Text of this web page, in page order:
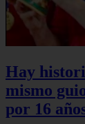
Hay
mismo
por 16